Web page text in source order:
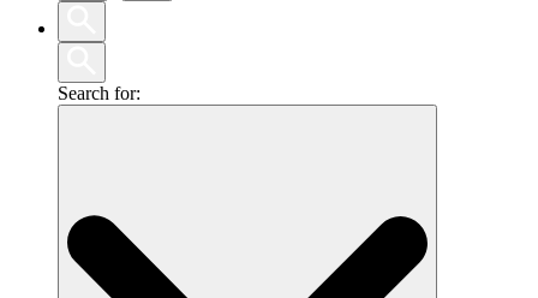
Search for: